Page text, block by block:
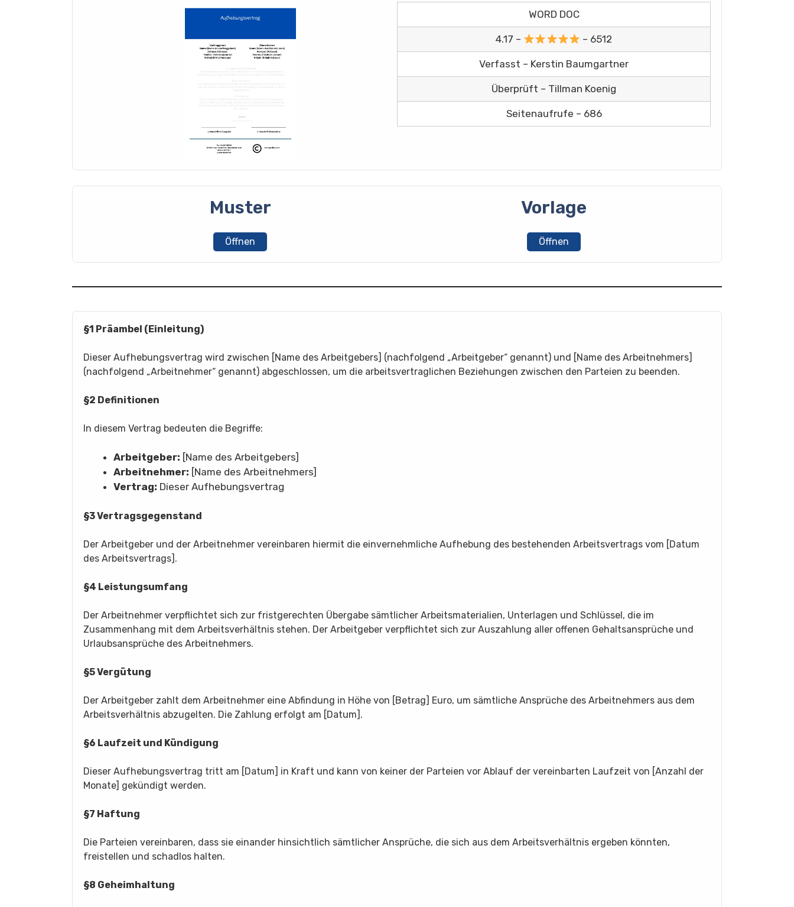
WORD DOC
4.17 – – 6512
Verfasst – Kerstin Baumgartner
Überprüft – Tillman Koenig
Seitenaufrufe – 686
Muster
Öffnen
Vorlage
Öffnen
§1 Präambel (Einleitung)
Dieser Aufhebungsvertrag wird zwischen [Name des Arbeitgebers] (nachfolgend „Arbeitgeber“ genannt) und [Name des Arbeitnehmers]
(nachfolgend „Arbeitnehmer“ genannt) abgeschlossen, um die arbeitsvertraglichen Beziehungen zwischen den Parteien zu beenden.
§2 Definitionen
In diesem Vertrag bedeuten die Begriffe:
Arbeitgeber: [Name des Arbeitgebers]
Arbeitnehmer: [Name des Arbeitnehmers]
Vertrag: Dieser Aufhebungsvertrag
§3 Vertragsgegenstand
Der Arbeitgeber und der Arbeitnehmer vereinbaren hiermit die einvernehmliche Aufhebung des bestehenden Arbeitsvertrags vom [Datum
des Arbeitsvertrags].
§4 Leistungsumfang
Der Arbeitnehmer verpflichtet sich zur fristgerechten Übergabe sämtlicher Arbeitsmaterialien, Unterlagen und Schlüssel, die im
Zusammenhang mit dem Arbeitsverhältnis stehen. Der Arbeitgeber verpflichtet sich zur Auszahlung aller offenen Gehaltsansprüche und
Urlaubsansprüche des Arbeitnehmers.
§5 Vergütung
Der Arbeitgeber zahlt dem Arbeitnehmer eine Abfindung in Höhe von [Betrag] Euro, um sämtliche Ansprüche des Arbeitnehmers aus dem
Arbeitsverhältnis abzugelten. Die Zahlung erfolgt am [Datum].
§6 Laufzeit und Kündigung
Dieser Aufhebungsvertrag tritt am [Datum] in Kraft und kann von keiner der Parteien vor Ablauf der vereinbarten Laufzeit von [Anzahl der
Monate] gekündigt werden.
§7 Haftung
Die Parteien vereinbaren, dass sie einander hinsichtlich sämtlicher Ansprüche, die sich aus dem Arbeitsverhältnis ergeben könnten,
freistellen und schadlos halten.
§8 Geheimhaltung